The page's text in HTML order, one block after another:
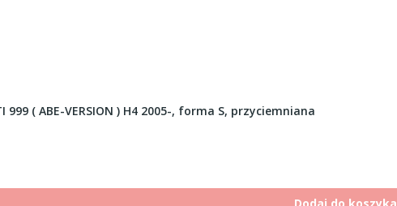
999 ( ABE-VERSION ) H4 2005-, forma S, przyciemniana